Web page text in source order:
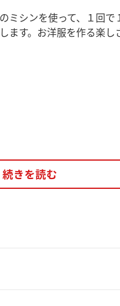
シンを使って、１回
す。お洋服を作る楽し
続きを読む